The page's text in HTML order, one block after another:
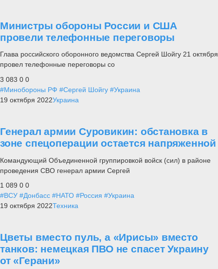
Министры обороны России и США
провели телефонные переговоры
Глава российского оборонного ведомства Сергей Шойгу 21 октября
провел телефонные переговоры со
3 083 0 0
#Минобороны РФ #Сергей Шойгу #Украина
19 октября 2022Украина
Генерал армии Суровикин: обстановка в
зоне спецоперации остается напряженной
Командующий Объединенной группировкой войск (сил) в районе
проведения СВО генерал армии Сергей
1 089 0 0
#ВСУ #Донбасс #НАТО #Россия #Украина
19 октября 2022Техника
Цветы вместо пуль, а «Ирисы» вместо
танков: немецкая ПВО не спасет Украину
от «Герани»